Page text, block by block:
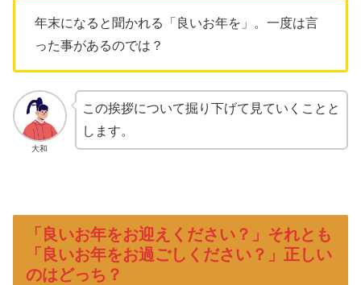
年末になると聞かれる「良いお年を」。一度は言
った事があるのでは？
大和
この挨拶について掘り下げて見ていくことと
します。
「良いお年をお迎えください？」それとも
「良いお年をお過ごしください？」正しい
のはどっち？